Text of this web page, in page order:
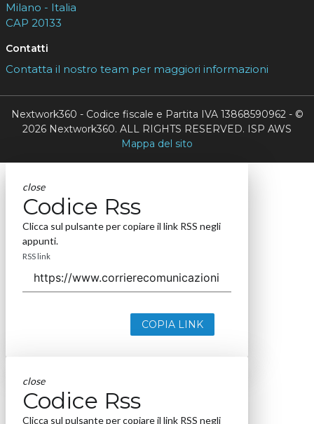
Milano - Italia
CAP 20133
Contatti
Contatta il nostro team per maggiori informazioni
Nextwork360 - Codice fiscale e Partita IVA 13868590962 - ©
2026 Nextwork360. ALL RIGHTS RESERVED. ISP AWS
Mappa del sito
close
Codice Rss
Clicca sul pulsante per copiare il link RSS negli
appunti.
RSS link
COPIA LINK
close
Codice Rss
Clicca sul pulsante per copiare il link RSS negli